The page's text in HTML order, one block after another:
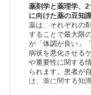
るけど、なぜ？
Question 9 舌下に
Question 10 2種類
Question 11 坐剤
しまったのですが
Question 12 ジェ
けど、何が違うの？
Question 13 ラグ
のカプセルとは違う
薬剤学と薬理学、
に向けた薬の豆知
薬は、それぞれの
することで最大限
が「体調が良い」
病状を悪化させる
や重要性に関する
られます。患者が
は、薬に関する知
べての医療者が、